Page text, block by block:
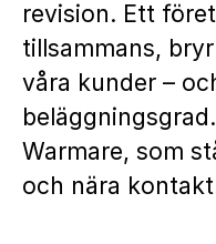
revision. Ett
tillsammans,
våra kunder –
Warmare, som
och nära